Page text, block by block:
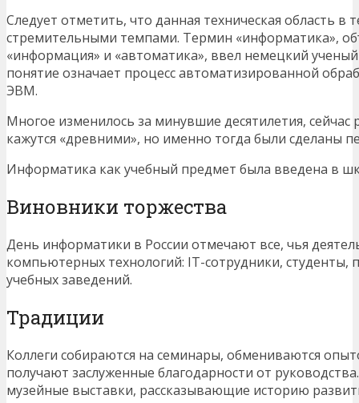
Следует отметить, что данная техническая область в
стремительными темпами. Термин «информатика»,
«информация» и «автоматика», ввел немецкий
понятие означает процесс автоматизированной
ЭВМ.
Многое изменилось за минувшие десятилетия,
кажутся «древними», но именно тогда были сделаны
Информатика как учебный предмет была введена в
Виновники торжества
День информатики в России отмечают все, чья
компьютерных технологий: IТ-сотрудники, студенты,
учебных заведений.
Традиции
Коллеги собираются на семинары, обмениваются
получают заслуженные благодарности от
музейные выставки, рассказывающие историю